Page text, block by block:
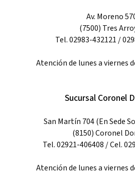
Av. Moreno
(7500) Tres
Tel. 02983-432121 /
Atención de lunes a viernes
Sucursal Coronel
San Martín 704 (En Sede
(8150) Coronel
Tel. 02921-406408 / Cel.
Atención de lunes a viernes